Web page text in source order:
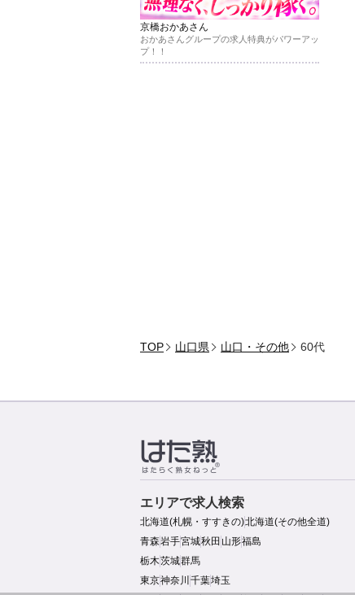
京橋おかあさん
おかあさんグループの求人特典がパワーアッ
プ！！
TOP 山口県 山口・その他 60代
エリアで求人検索
北海道(札幌・すすきの)北海道(その他全道)
青森岩手宮城秋田 山形福島
栃木茨城群馬
東京神奈川 千葉埼玉